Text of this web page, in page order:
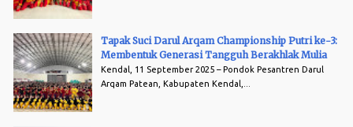
Tapak Suci Darul Arqam Championship Putri ke-3:
Membentuk Generasi Tangguh Berakhlak Mulia
Kendal, 11 September 2025 – Pondok Pesantren Darul
Arqam Patean, Kabupaten Kendal,...